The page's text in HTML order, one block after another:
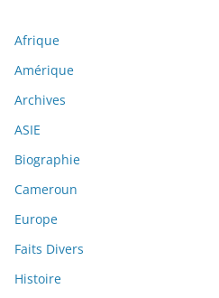
Afrique
Amérique
Archives
ASIE
Biographie
Cameroun
Europe
Faits Divers
Histoire